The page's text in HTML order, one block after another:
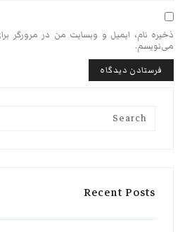
ذخیره نام، ایمیل و وبسایت من در مرورگر
می‌نویسم.
Search
Recent Posts